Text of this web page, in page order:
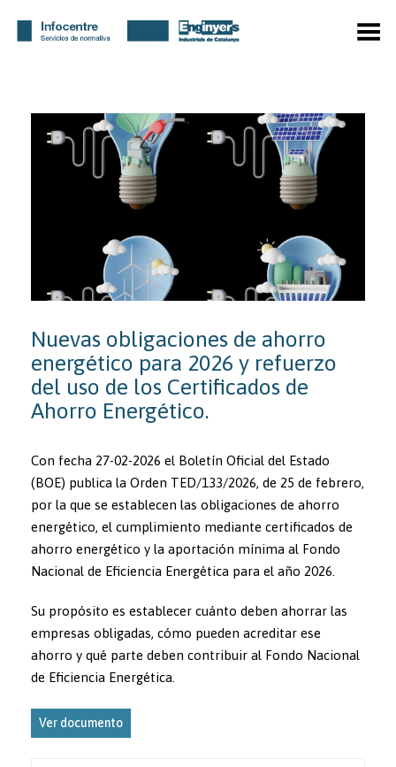
Menú
Nuevas obligaciones de ahorro
energético para 2026 y refuerzo
del uso de los Certificados de
Ahorro Energético.
Con fecha 27-02-2026 el Boletín Oficial del Estado
(BOE) publica la Orden TED/133/2026, de 25 de febrero,
por la que se establecen las obligaciones de ahorro
energético, el cumplimiento mediante certificados de
ahorro energético y la aportación mínima al Fondo
Nacional de Eficiencia Energética para el año 2026.
Su propósito es establecer cuánto deben ahorrar las
empresas obligadas, cómo pueden acreditar ese
ahorro y qué parte deben contribuir al Fondo Nacional
de Eficiencia Energética.
Ver documento